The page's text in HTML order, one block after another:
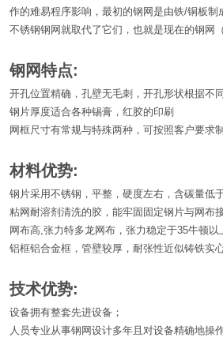
作的难易程序影响，最初的钢网是由铁/铜板制
不锈钢钢网就取代了它们，也就是现在的钢网
钢网特点:
开孔位置精确，孔壁无毛刺，开孔形状根据不
钢片厚度适合各种锡膏，红胶的印刷
网框尺寸有常规与特殊两种，可按照客户要求
材料优势:
钢片采用不锈钢，平整，硬度左右，含碳量低
粘网耐溶剂清洗的胶，能牢固固定钢片与网布
网布高,张力特多龙网布，张力稳定于35牛顿以
铝框铝合金框，管壁较厚，耐张性近似铸铁实
技术优势:
设备拥有整套先进设备；
人员专业从事钢网设计多年且对设备精确地操